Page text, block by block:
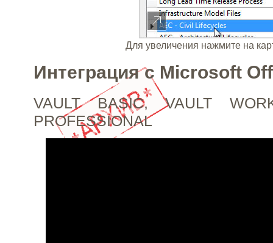
Для увеличения нажмите на
Интеграция с Microsoft
VAULT BASIC, VAULT
PROFESSIONAL